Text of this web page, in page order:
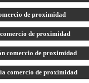
de proximidad
de proximidad
comercio de proximidad
comercio de proximidad